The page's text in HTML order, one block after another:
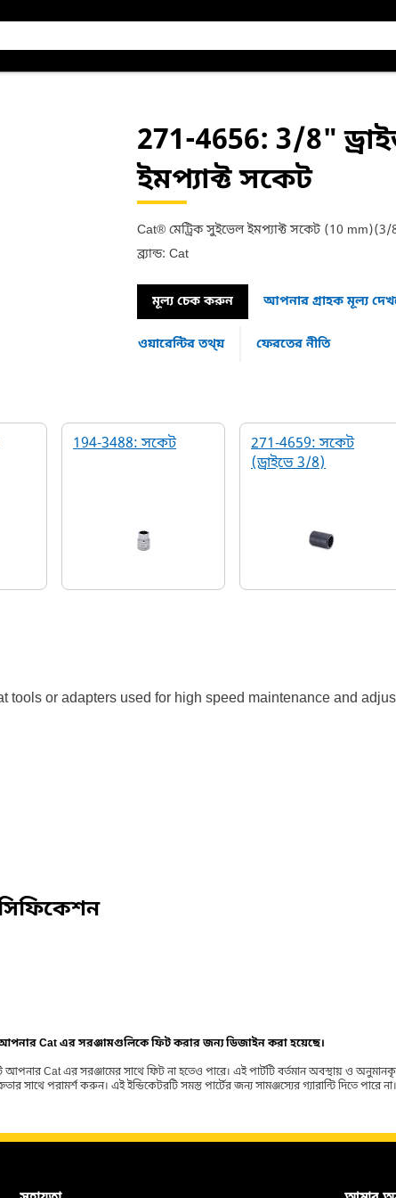
271-4656: 3/8"
ইমপ্যাক্ট সকেট
Cat® মেট্রিক সুইভেল ইমপ্যাক্ট সকেট (10 mm)(3/
ব্র্যান্ড: Cat
মূল্য চেক করুন আপনার গ্রাহক মূল্য
ওয়ারেন্টির তথ্য় ফেরতের নীতি
194-3488: সকেট
271-4659: সকেট
(ড্রাইভে 3/8)
tools or adapters used for high speed maintenance and
আপনার Cat এর সরঞ্জামগুলিকে ফিট করার জন্য ডিজাইন করা হয়েছে।
আপনার Cat এর সরঞ্জামের সাথে ফিট না হতেও পারে। এই পার্টটি বর্তমান অবস্থায় ও
পরামর্শ করুন। এই ইন্ডিকেটরটি সমস্ত পার্টের জন্য সামঞ্জস্যের গ্যারান্টি দিতে পারে না।